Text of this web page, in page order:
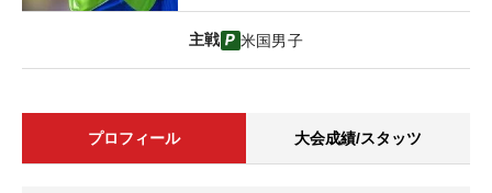
主戦 米国男子
プロフィール 大会成績/スタッツ